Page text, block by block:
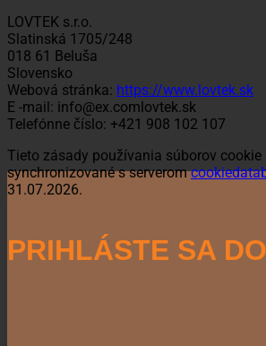
LOVTEK s.r.o.
Slatinská 1705/248
018 61 Beluša
Slovensko
Webová stránka: https://www.lovtek.sk
E -mail: info@ex.comlovtek.sk
Telefónne číslo: +421 908 102 107
Tieto zásady používania súborov cookie
synchronizované s serverom
31.07.2026.
PRIHLÁSTE SA DO